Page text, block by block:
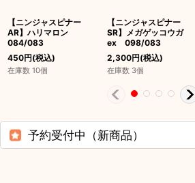
【ニンジャスピナー
AR】ハリマロン
084/083
450円(税込)
在庫数 10個
【ニンジャスピナー
SR】メガゲッコウガ
ex 098/083
2,300円(税込)
在庫数 3個
予約受付中（新商品）